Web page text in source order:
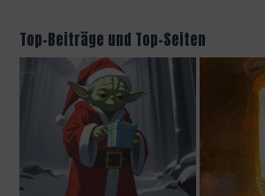
Top-Beiträge und Top-Seiten